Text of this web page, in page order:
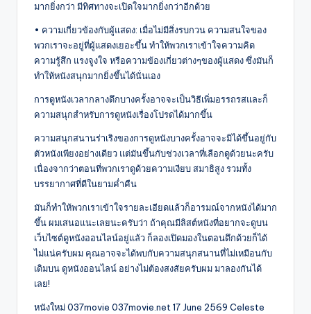
มากยิ่งกว่า มีทิศทางจะเปิดใจมากยิ่งกว่าอีกด้วย
• ความเกี่ยวข้องกับผู้แสดง: เมื่อไม่มีสิ่งรบกวน ความสนใจของ
พวกเราจะอยู่ที่ผู้แสดงเยอะขึ้น ทำให้พวกเราเข้าใจความคิด
ความรู้สึก แรงจูงใจ หรือความข้องเกี่ยวต่างๆของผู้แสดง ซึ่งมันก็
ทำให้หนังสนุกมากยิ่งขึ้นได้นั่นเอง
การดูหนังเวลากลางดึกบางครั้งอาจจะเป็นวิธีเพิ่มอรรถรสและก็
ความสนุกสำหรับการดูหนังเรื่องโปรดได้มากขึ้น
ความสนุกสนานร่าเริงของการดูหนังบางครั้งอาจจะมิได้ขึ้นอยู่กับ
ตัวหนังเพียงอย่างเดียว แต่มันขึ้นกับช่วงเวลาที่เลือกดูด้วยนะครับ
เนื่องจากว่าตอนที่พวกเราดูด้วยความเงียบ สมาธิสูง รวมทั้ง
บรรยากาศที่ดีในยามค่ำคืน
มันก็ทำให้พวกเราเข้าใจรายละเอียดแล้วก็อารมณ์จากหนังได้มาก
ขึ้น ผมเสนอแนะเลยนะครับว่า ถ้าคุณมีลิสต์หนังที่อยากจะดูบน
เว็บไซต์ดูหนังออนไลน์อยู่แล้ว ก็ลองเปิดมองในตอนดึกด้วยก็ได้
ไม่แน่ครับผม คุณอาจจะได้พบกับความสนุกสนานที่ไม่เหมือนกับ
เดิมบน ดูหนังออนไลน์ อย่างไม่ต้องสงสัยครับผม มาลองกันได้
เลย!
หนังใหม่ 037movie 037movie.net 17 June 2569 Celeste